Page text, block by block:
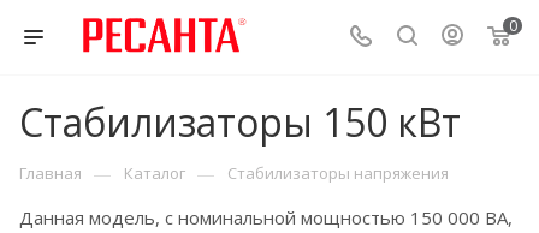
0
Стабилизаторы 150 кВт
Главная — Каталог — Стабилизаторы напряжения
Данная модель, с номинальной мощностью 150 000 ВА,